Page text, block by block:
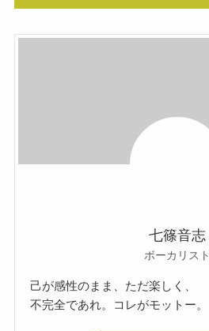
七篠音志
ボーカリスト
己が感性のまま、ただ楽しく、
不完全であれ。コレがモットー。